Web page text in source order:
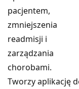
pacjentem,
zmniejszenia
readmisji i
zarządzania
chorobami.
Tworzy aplikację